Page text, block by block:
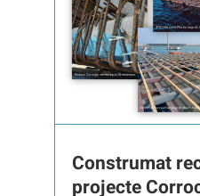
Construmat
projecte